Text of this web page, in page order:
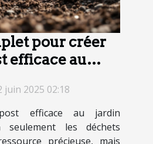
pour créer
efficace au
juin 2025 02:18
efficace au jardin
seulement les déchets
précieuse, mais